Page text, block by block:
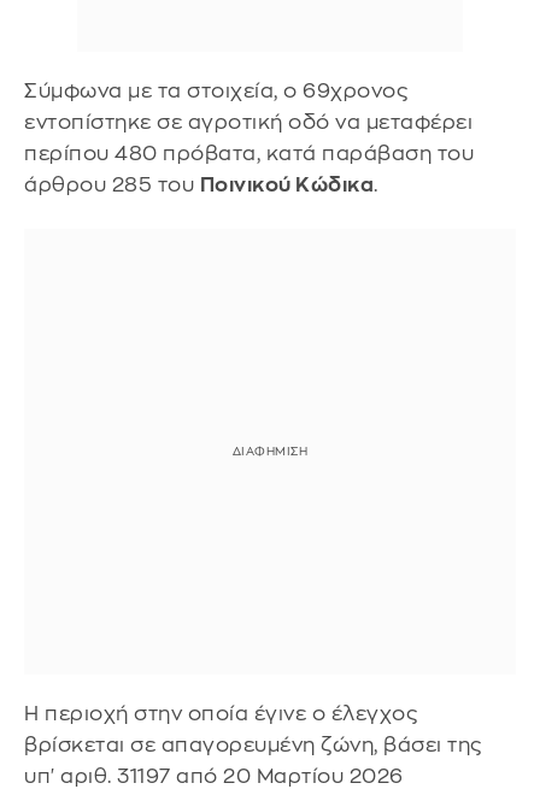
Σύμφωνα με τα στοιχεία, ο 69χρονος
εντοπίστηκε σε αγροτική οδό να μεταφέρει
περίπου 480 πρόβατα, κατά παράβαση του
άρθρου 285 του Ποινικού Κώδικα.
Η περιοχή στην οποία έγινε ο έλεγχος
βρίσκεται σε απαγορευμένη ζώνη, βάσει της
υπ' αριθ. 31197 από 20 Μαρτίου 2026